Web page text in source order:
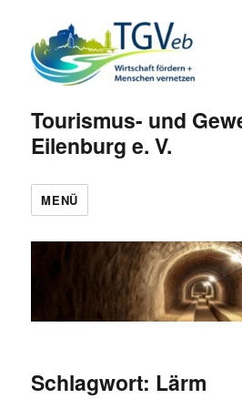
Tourismus- und
Eilenburg e. V.
MENÜ
Schlagwort: Lärm